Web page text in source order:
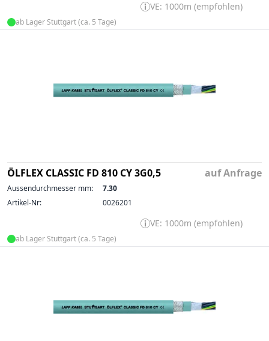
VE: 1000m (empfohlen)
ab Lager Stuttgart (ca. 5 Tage)
ÖLFLEX CLASSIC FD 810 CY 3G0,5 auf Anfrage
Aussendurchmesser mm:
7.30
Artikel-Nr:
0026201
VE: 1000m (empfohlen)
ab Lager Stuttgart (ca. 5 Tage)